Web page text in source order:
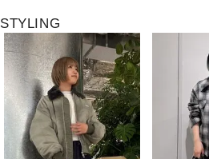
STYLING